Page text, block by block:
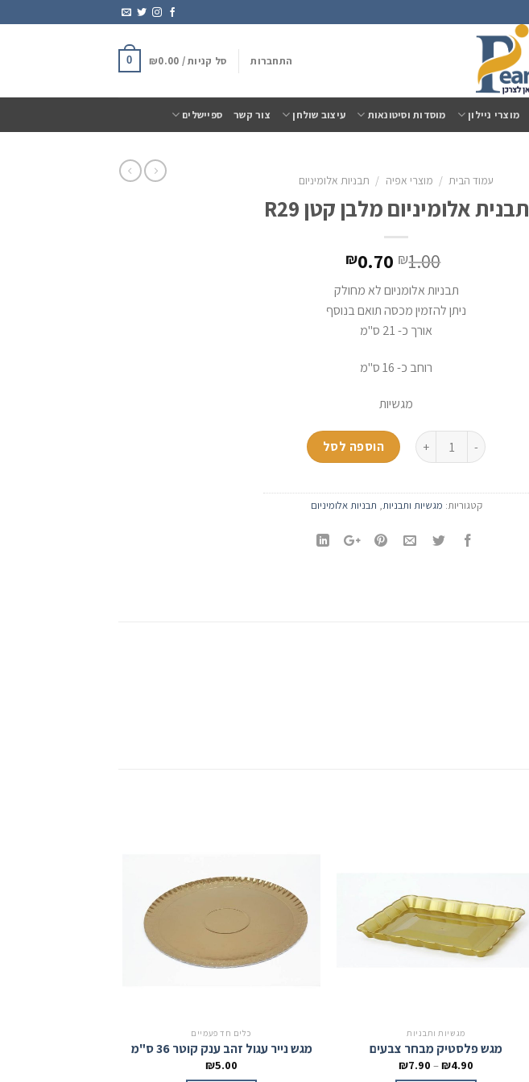
התחברות סל קניות / ₪0.00
0
מוצרי ניילון מוסדות וסיטונאות עיצוב שולחן צור קשר ספיישלים
עמוד הבית / מוצרי אפיה / תבניות אלומיניום
תבנית אלומיניום מלבן קטן R29
₪1.00
₪0.70
תבניות אלומניום לא מחולק
ניתן להזמין מכסה תואם בנוסף
אורך כ- 21 ס"מ
רוחב כ- 16 ס"מ
מגשיות
כמות של תבנית אלומיניום מלבן קטן R29
הוספה לסל
קטגוריות: מגשיות ותבניות, תבניות אלומיניום
מגשיות ותבניות
מגש פלסטיק מבחר צבעים
₪4.90
–
₪7.90
כלים חד פעמיים
מגש נייר עגול זהב ענק קוטר 36 ס"מ
₪5.00